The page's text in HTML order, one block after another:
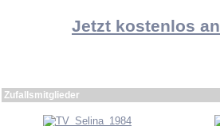
Jetzt kostenlos